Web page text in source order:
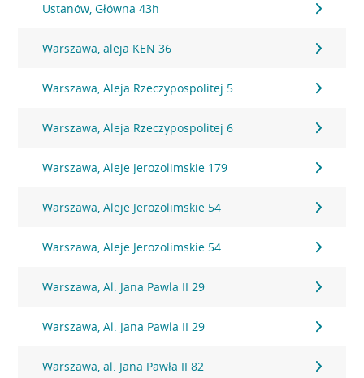
Ustanów, Główna 43h
Warszawa, aleja KEN 36
Warszawa, Aleja Rzeczypospolitej 5
Warszawa, Aleja Rzeczypospolitej 6
Warszawa, Aleje Jerozolimskie 179
Warszawa, Aleje Jerozolimskie 54
Warszawa, Aleje Jerozolimskie 54
Warszawa, Al. Jana Pawla II 29
Warszawa, Al. Jana Pawla II 29
Warszawa, al. Jana Pawła II 82